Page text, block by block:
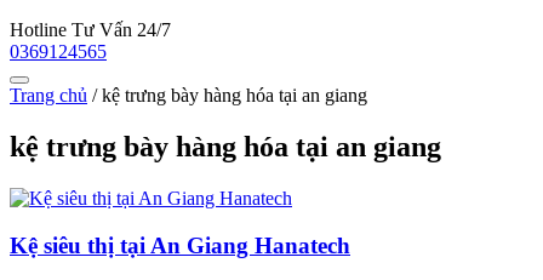
Hotline Tư Vấn 24/7
0369124565
Trang chủ /kệ trưng bày hàng hóa tại an giang
kệ trưng bày hàng hóa tại an giang
Kệ siêu thị tại An Giang Hanatech